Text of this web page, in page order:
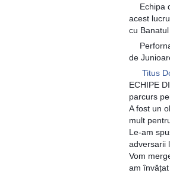
Echipa
acest
cu Banatul
de
Titus
ECHIPE
parcurs
A fost un
mult
Le-am
adversarii
Vom
am